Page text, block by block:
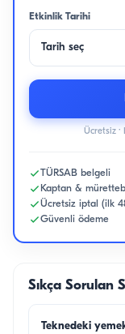
Etkinlik Tarihi
Tarih seç
Ücretsiz ·
TÜRSAB belgeli
Kaptan &
Ücretsiz iptal (ilk
Güvenli ödeme
Sıkça Sorulan
Teknedeki